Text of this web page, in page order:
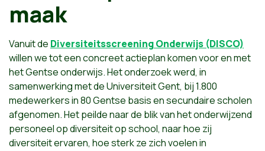
maak
Vanuit de Diversiteitsscreening Onderwijs (DISCO)
willen we tot een concreet actieplan komen voor en met
het Gentse onderwijs. Het onderzoek werd, in
samenwerking met de Universiteit Gent, bij 1.800
medewerkers in 80 Gentse basis en secundaire scholen
afgenomen. Het peilde naar de blik van het onderwijzend
personeel op diversiteit op school, naar hoe zij
diversiteit ervaren, hoe sterk ze zich voelen in